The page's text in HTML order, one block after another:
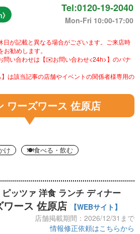
Tel:0120-19-2040
Mon-Fri 10:00-17:00
が記載と異なる場合がございます。ご来店時
勧めします。
問い合わせは【✉️お問い合わせ<24h>】のバナ
は該当記事の店舗やイベントの関係者様専用の
ワーズワース 佐原店
🍽食べる・飲む
け
ッツァ 洋食 ランチ ディナー
ワース 佐原店
【WEBサイト】
店舗掲載期間：2026/12/31まで
情報修正依頼はこちらから